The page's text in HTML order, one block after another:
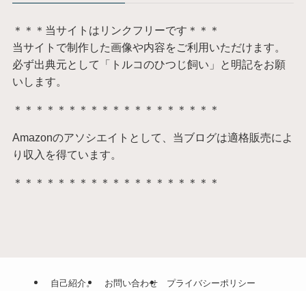
＊＊＊当サイトはリンクフリーです＊＊＊
当サイトで制作した画像や内容をご利用いただけます。
必ず出典元として「トルコのひつじ飼い」と明記をお願
いします。
＊＊＊＊＊＊＊＊＊＊＊＊＊＊＊＊＊＊＊
Amazonのアソシエイトとして、当ブログは適格販売によ
り収入を得ています。
＊＊＊＊＊＊＊＊＊＊＊＊＊＊＊＊＊＊＊
自己紹介。 お問い合わせ プライバシーポリシー